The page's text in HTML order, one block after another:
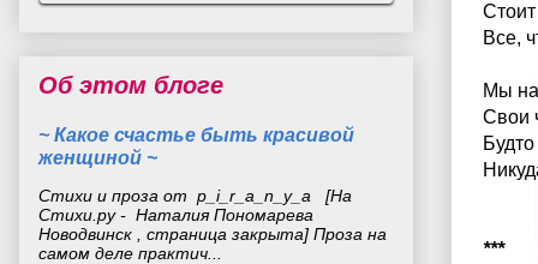
Все,
Мы
Свои
***
Об этом блоге
~ Какое счастье быть красивой
женщиной ~
Стихи и проза от p_i_r_a_n_y_a [На
Стихи.ру - Наталия Пономарева
Новодвинск , страница закрыта] Проза на
самом деле практич...